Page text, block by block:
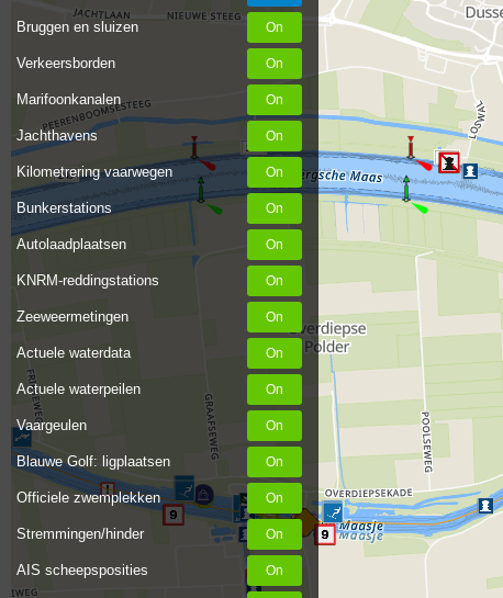
Bruggen en sluizen
Verkeersborden
Marifoonkanalen
Jachthavens
Kilometrering vaarwegen
Bunkerstations
Autolaadplaatsen
KNRM-reddingstations
Zeeweermetingen
Actuele waterdata
Actuele waterpeilen
Vaargeulen
Blauwe Golf: ligplaatsen
Officiele zwemplekken
Stremmingen/hinder
AIS scheepsposities
244
243
245